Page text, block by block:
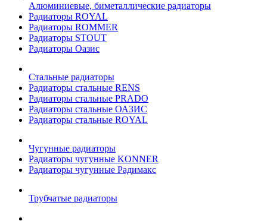
Алюминиевые, биметаллические радиаторы
Радиаторы ROYAL
Радиаторы ROMMER
Радиаторы STOUT
Радиаторы Оазис
Стальные радиаторы
Радиаторы стальные RENS
Радиаторы стальные PRADO
Радиаторы стальные ОАЗИС
Радиаторы стальные ROYAL
Чугунные радиаторы
Радиаторы чугунные KONNER
Радиаторы чугунные Радимакс
Трубчатые радиаторы